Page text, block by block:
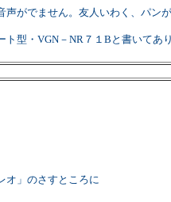
声がでません。友人いわく、パン
ト型・VGN－NR７１Bと書いてあ
オ」のさすところに